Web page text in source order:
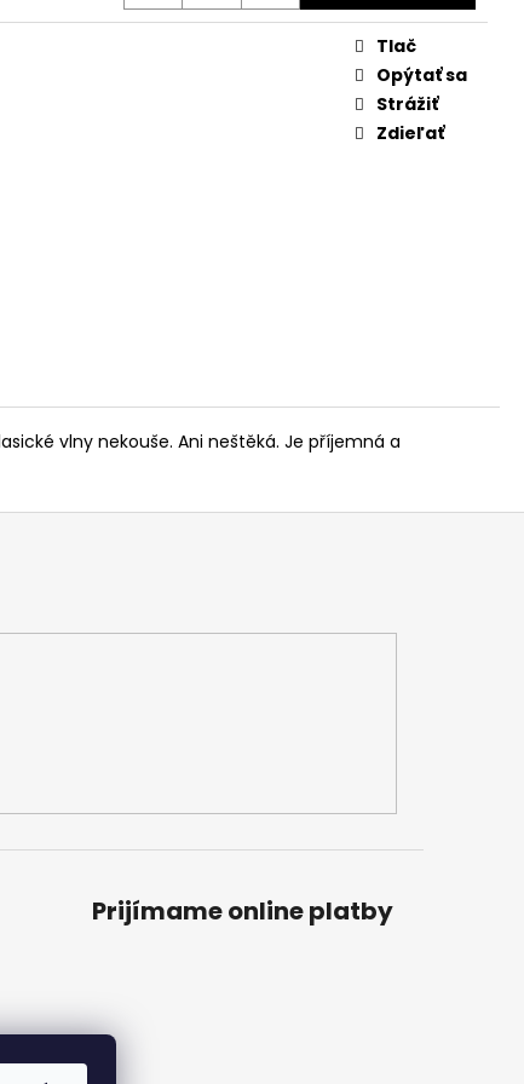
Tlač
Opýtať sa
Strážiť
Zdieľať
vlny nekouše. Ani neštěká. Je příjemná a
Prijímame online platby